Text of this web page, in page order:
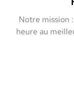
Notre mission
heure au